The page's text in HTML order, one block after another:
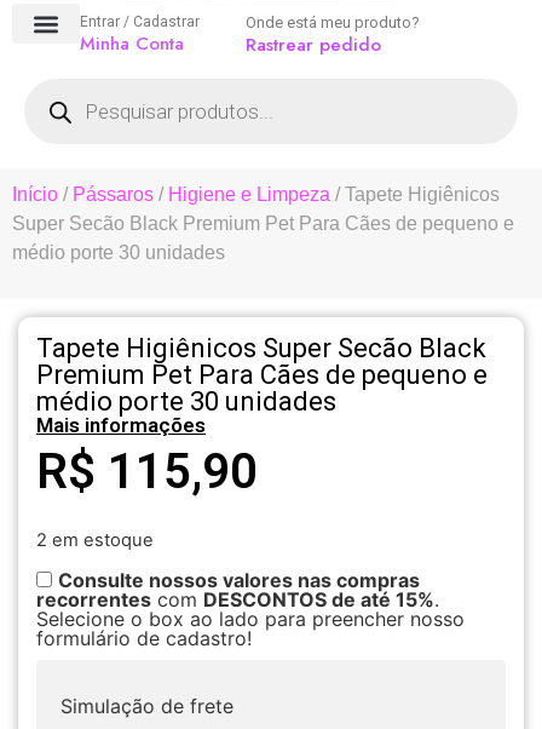
Entrar / Cadastrar
Minha Conta
Onde está meu produto?
Rastrear pedido
Início / Pássaros / Higiene e Limpeza / Tapete Higiênicos
Super Secão Black Premium Pet Para Cães de pequeno e
médio porte 30 unidades
Tapete Higiênicos Super Secão Black
Premium Pet Para Cães de pequeno e
médio porte 30 unidades
Mais informações
R$ 115,90
2 em estoque
Consulte nossos valores nas compras
recorrentes com DESCONTOS de até 15%.
Selecione o box ao lado para preencher nosso
formulário de cadastro!
Simulação de frete